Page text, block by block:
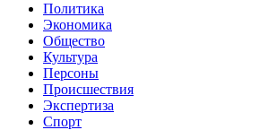
Политика
Экономика
Общество
Культура
Персоны
Происшествия
Экспертиза
Спорт